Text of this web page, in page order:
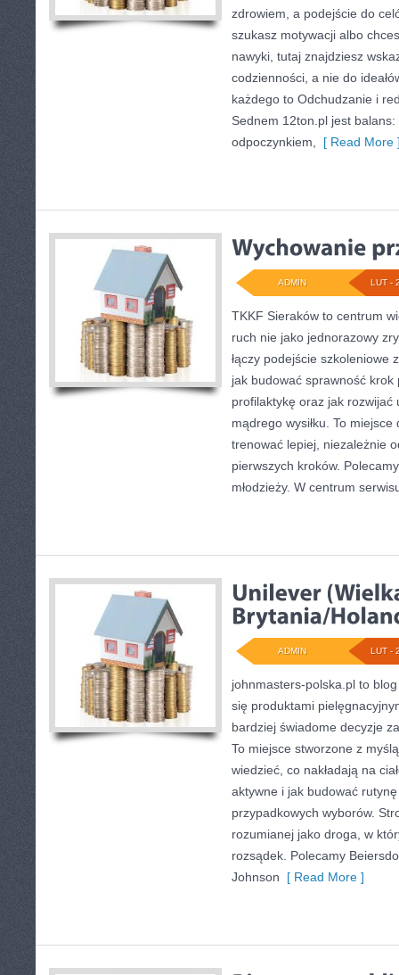
zdrowiem, a podejście do
szukasz motywacji albo
nawyki, tutaj znajdziesz
codzienności, a nie do
każdego to Odchudzanie i
Sednem 12ton.pl jest
odpoczynkiem,
[ Read More
LUT -
ADMIN
TKKF Sieraków to centrum
ruch nie jako jednorazowy
łączy podejście szkoleniowe
jak budować sprawność
profilaktykę oraz jak rozwijać
mądrego wysiłku. To
trenować lepiej, niezależnie
pierwszych kroków.
młodzieży. W centrum
LUT -
ADMIN
johnmasters-polska.pl to
się produktami
bardziej świadome decyzje
To miejsce stworzone z
wiedzieć, co nakładają na
aktywne i jak budować
przypadkowych wyborów.
rozumianej jako droga, w
rozsądek. Polecamy
Johnson [ Read More ]